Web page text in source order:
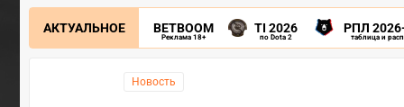
АКТУАЛЬНОЕ BETBOOM
Реклама 18+
TI 2026
по Dota 2
РПЛ
таблица и
Новость